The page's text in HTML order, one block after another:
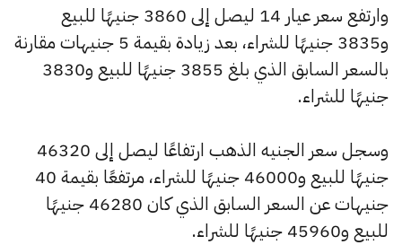
وارتفع سعر عيار 14 ليصل إلى 3860 جنيهًا للبيع
و3835 جنيهًا للشراء، بعد زيادة بقيمة 5 جنيهات مقارنة
بالسعر السابق الذي بلغ 3855 جنيهًا للبيع و3830
جنيهًا للشراء.
وسجل سعر الجنيه الذهب ارتفاعًا ليصل إلى 46320
جنيهًا للبيع و46000 جنيهًا للشراء، مرتفعًا بقيمة 40
جنيهات عن السعر السابق الذي كان 46280 جنيهًا
للبيع و45960 جنيهًا للشراء.